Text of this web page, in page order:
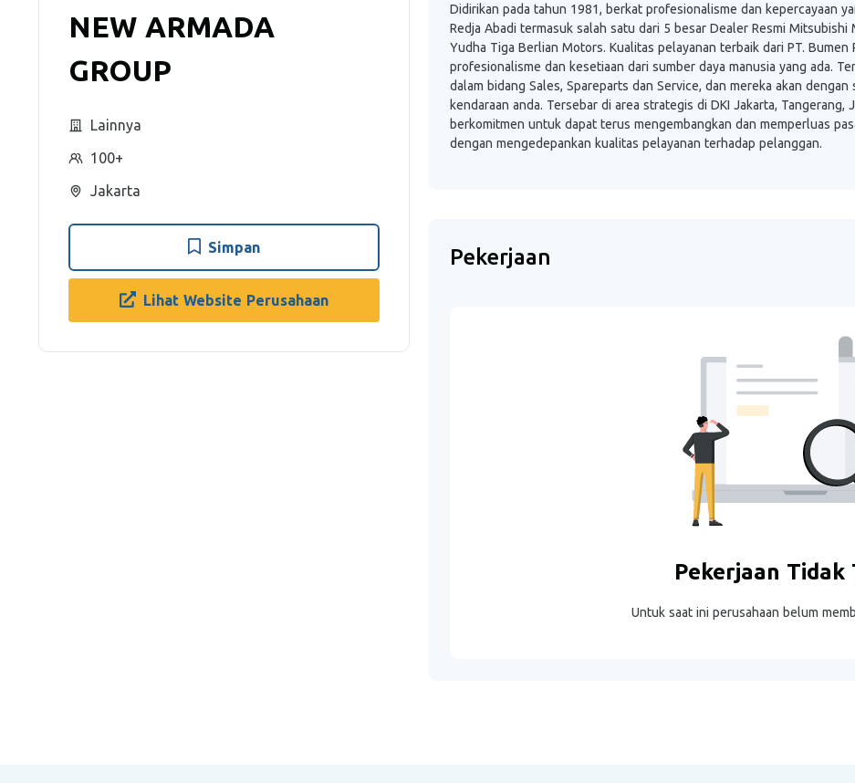
NEW ARMADA
GROUP
Lainnya
100+
Jakarta
Simpan
Lihat Website Perusahaan
Didirikan pada tahun 1981, berkat profesionalisme dan kepercayaan
Redja Abadi termasuk salah satu dari 5 besar Dealer Resmi
Yudha Tiga Berlian Motors. Kualitas pelayanan terbaik dari PT.
profesionalisme dan kesetiaan dari sumber daya manusia yang ada.
dalam bidang Sales, Spareparts dan Service, dan mereka akan
kendaraan anda. Tersebar di area strategis di DKI Jakarta, Tangerang,
berkomitmen untuk dapat terus mengembangkan dan memperluas
dengan mengedepankan kualitas pelayanan terhadap pelanggan.
Pekerjaan
Pekerjaan Tidak
Untuk saat ini perusahaan belum